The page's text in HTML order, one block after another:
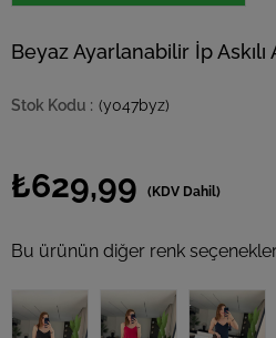
Beyaz Ayarlanabilir İp
(y047byz)
₺629,99 (KDV Dahil)
Bu ürünün diğer renk